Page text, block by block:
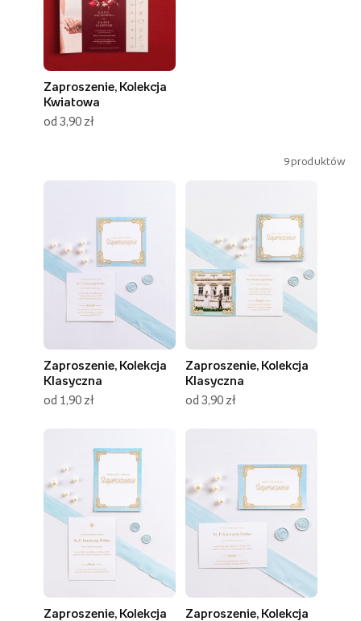
Zaproszenie, Kolekcja
Kwiatowa
od 3,90 zł
9produktów
Zaproszenie, Kolekcja
Klasyczna
od 1,90 zł
Zaproszenie, Kolekcja
Klasyczna
od 3,90 zł
Zaproszenie, Kolekcja
Zaproszenie, Kolekcja